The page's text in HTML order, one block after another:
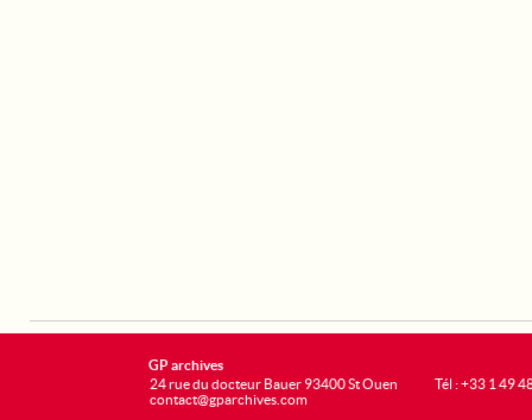
GP archives
24 rue du docteur Bauer 93400 St Ouen
contact@gparchives.com
Tél : +33 1 49